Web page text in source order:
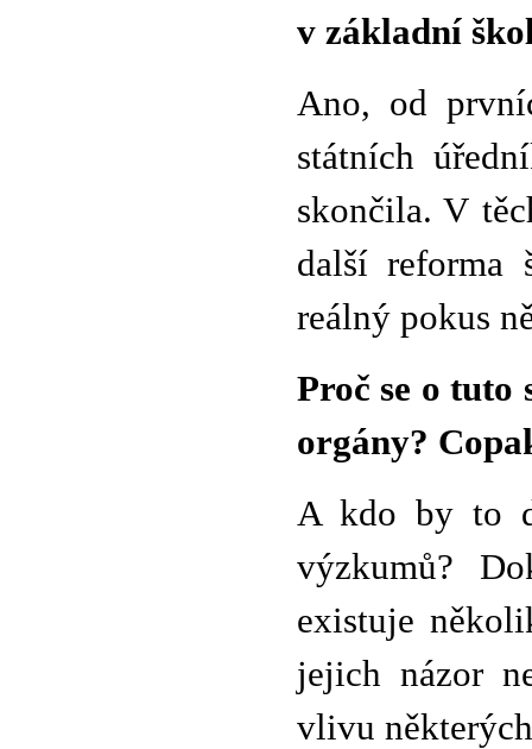
v základní
Ano, od
státních
skončila. V
další reforma
reálný pokus
Proč se o tuto
orgány?
A kdo by to
výzkumů?
existuje
jejich názor
vlivu